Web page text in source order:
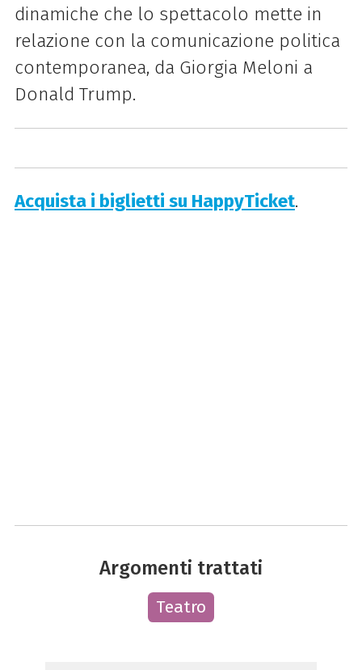
dinamiche che lo spettacolo mette in
relazione con la comunicazione politica
contemporanea, da Giorgia Meloni a
Donald Trump.
Acquista i biglietti su HappyTicket.
Argomenti trattati
Teatro